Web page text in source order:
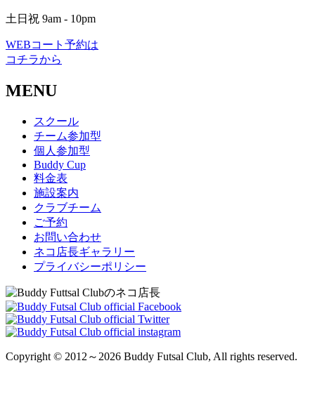
土日祝 9am - 10pm
WEBコート予約は
コチラから
MENU
スクール
チーム参加型
個人参加型
Buddy Cup
料金表
施設案内
クラブチーム
ご予約
お問い合わせ
ネコ店長ギャラリー
プライバシーポリシー
Copyright © 2012～2026 Buddy Futsal Club, All rights reserved.